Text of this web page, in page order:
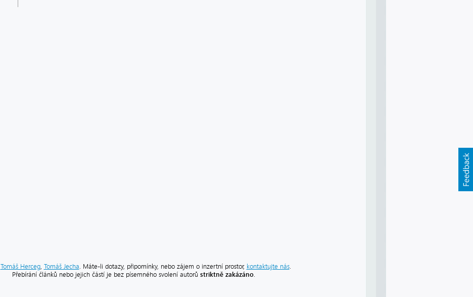
Tomáš Herceg, Tomáš Jecha. Máte-li dotazy, připomínky, nebo zájem o inzertní prostor, kontaktujte nás.
Přebírání článků nebo jejich částí je bez písemného svolení autorů striktně zakázáno.